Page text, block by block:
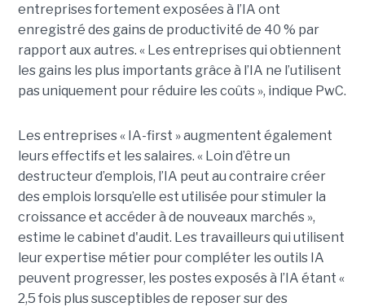
entreprises fortement exposées à l’IA ont
enregistré des gains de productivité de 40 % par
rapport aux autres. « Les entreprises qui obtiennent
les gains les plus importants grâce à l’IA ne l’utilisent
pas uniquement pour réduire les coûts », indique PwC.
Les entreprises « IA-first » augmentent également
leurs effectifs et les salaires. « Loin d’être un
destructeur d’emplois, l’IA peut au contraire créer
des emplois lorsqu’elle est utilisée pour stimuler la
croissance et accéder à de nouveaux marchés »,
estime le cabinet d'audit. Les travailleurs qui utilisent
leur expertise métier pour compléter les outils IA
peuvent progresser, les postes exposés à l’IA étant «
2,5 fois plus susceptibles de reposer sur des